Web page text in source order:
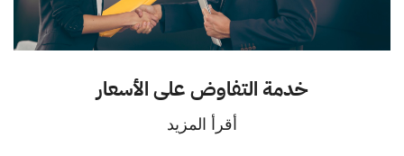
خدمة التفاوض على الأسعار
أقرأ المزيد